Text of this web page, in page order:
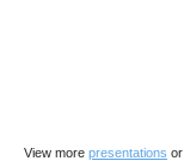
View more presentations or